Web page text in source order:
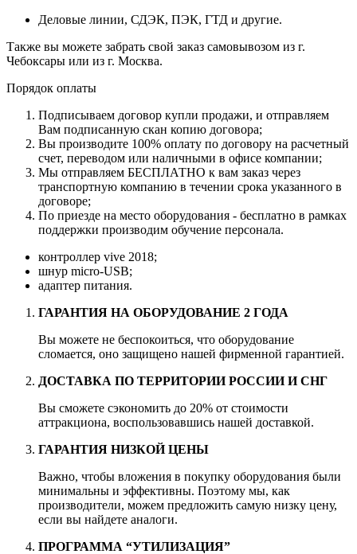
Деловые линии, СДЭК, ПЭК, ГТД и другие.
Также вы можете забрать свой заказ самовывозом из г.
Чебоксары или из г. Москва.
Порядок оплаты
Подписываем договор купли продажи, и отправляем
Вам подписанную скан копию договора;
Вы производите 100% оплату по договору на расчетный
счет, переводом или наличными в офисе компании;
Мы отправляем БЕСПЛАТНО к вам заказ через
транспортную компанию в течении срока указанного в
договоре;
По приезде на место оборудования - бесплатно в рамках
поддержки производим обучение персонала.
контроллер vive 2018;
шнур micro-USB;
адаптер питания.
ГАРАНТИЯ НА ОБОРУДОВАНИЕ 2 ГОДА
Вы можете не беспокоиться, что оборудование
сломается, оно защищено нашей фирменной гарантией.
ДОСТАВКА ПО ТЕРРИТОРИИ РОССИИ И СНГ
Вы сможете сэкономить до 20% от стоимости
аттракциона, воспользовавшись нашей доставкой.
ГАРАНТИЯ НИЗКОЙ ЦЕНЫ
Важно, чтобы вложения в покупку оборудования были
минимальны и эффективны. Поэтому мы, как
производители, можем предложить самую низку цену,
если вы найдете аналоги.
ПРОГРАММА “УТИЛИЗАЦИЯ”